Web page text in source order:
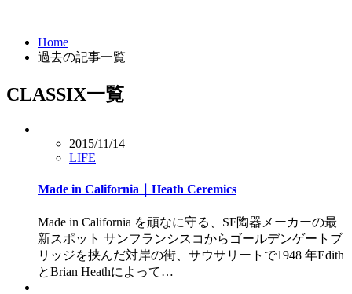
Home
過去の記事一覧
CLASSIX一覧
2015/11/14
LIFE
Made in California｜Heath Ceremics
Made in California を頑なに守る、SF陶器メーカーの最
新スポット サンフランシスコからゴールデンゲートブ
リッジを挟んだ対岸の街、サウサリートで1948 年Edith
とBrian Heathによって…